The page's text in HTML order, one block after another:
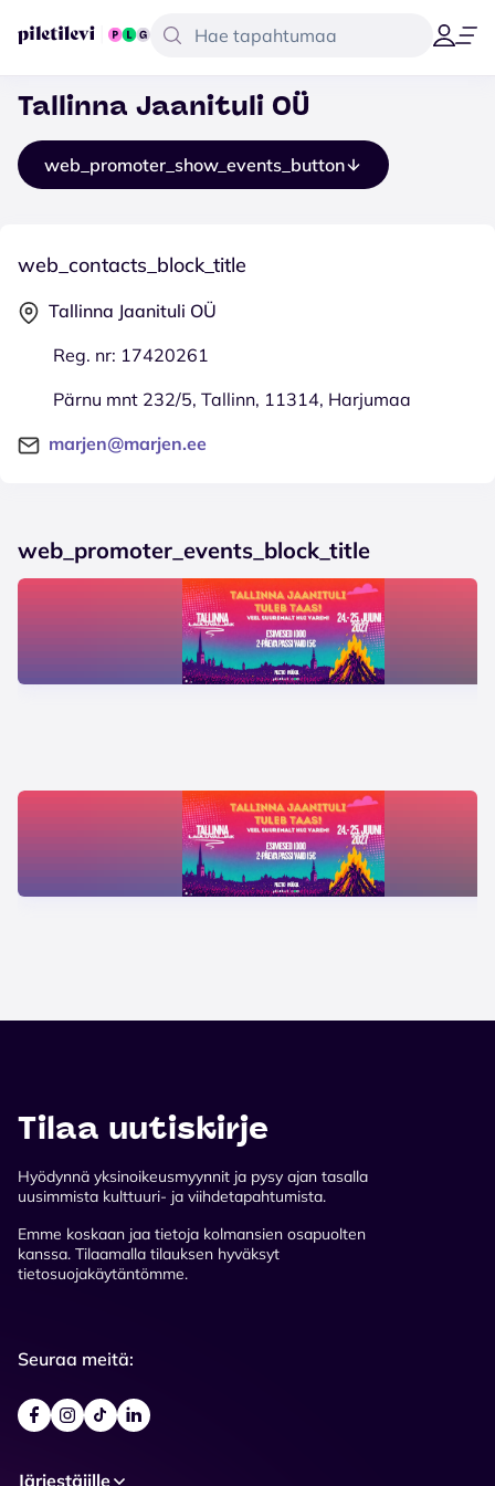
Tallinna Jaanituli OÜ
web_promoter_show_events_button
web_contacts_block_title
Tallinna Jaanituli OÜ
Reg. nr: 17420261
Pärnu mnt 232/5, Tallinn, 11314, Harjumaa
marjen@marjen.ee
web_promoter_events_block_title
Tilaa uutiskirje
Hyödynnä yksinoikeusmyynnit ja pysy ajan tasalla
uusimmista kulttuuri- ja viihdetapahtumista.
Emme koskaan jaa tietoja kolmansien osapuolten
kanssa. Tilaamalla tilauksen hyväksyt
tietosuojakäytäntömme.
Seuraa meitä:
Järjestäjille